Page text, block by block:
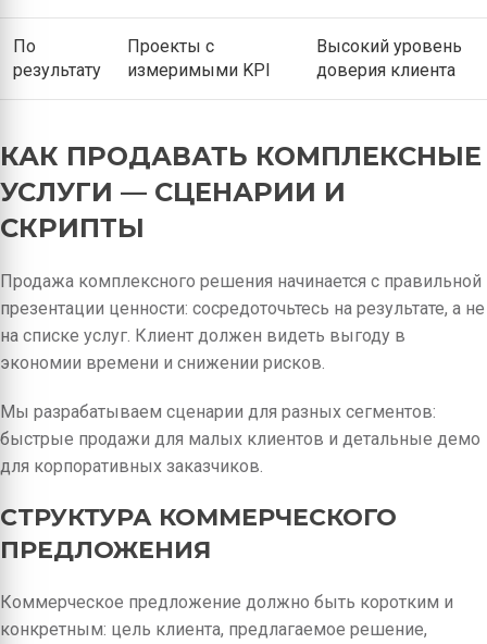
По
результату
Проекты с
измеримыми KPI
Высокий уровень
доверия клиента
КАК ПРОДАВАТЬ КОМПЛЕКСНЫЕ
УСЛУГИ — СЦЕНАРИИ И
СКРИПТЫ
Продажа комплексного решения начинается с правильной
презентации ценности: сосредоточьтесь на результате, а не
на списке услуг. Клиент должен видеть выгоду в
экономии времени и снижении рисков.
Мы разрабатываем сценарии для разных сегментов:
быстрые продажи для малых клиентов и детальные демо
для корпоративных заказчиков.
СТРУКТУРА КОММЕРЧЕСКОГО
ПРЕДЛОЖЕНИЯ
Коммерческое предложение должно быть коротким и
конкретным: цель клиента, предлагаемое решение,